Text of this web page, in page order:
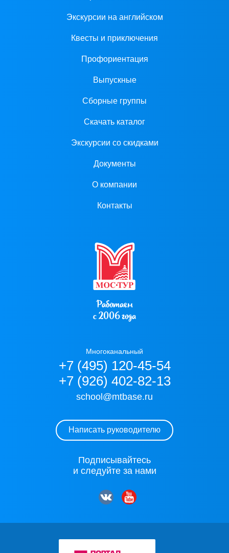
Экскурсии на английском
Квесты и приключения
Профориентация
Выпускные
Сборные группы
Скачать каталог
Экскурсии со скидками
Документы
О компании
Контакты
Работаем
с 2006 года
Многоканальный
+7 (495) 120-45-54
+7 (926) 402-82-13
school@mtbase.ru
Написать руководителю
Подписывайтесь
и следуйте за нами